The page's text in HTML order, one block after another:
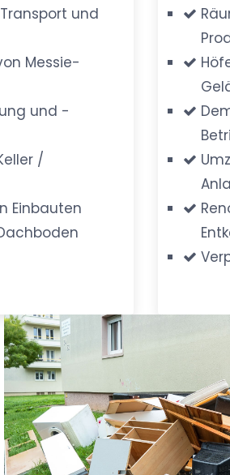
und
Messie-
und -
/
Einbauten